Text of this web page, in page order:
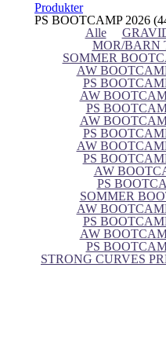
Produkter
PS BOOTCAMP 2026
Alle
MOR/BARN
SOMMER
AW
PS
AW
PS
AW
PS
AW
PS
AW
PS
SOMMER
AW
PS
AW
PS
STRONG CURVES